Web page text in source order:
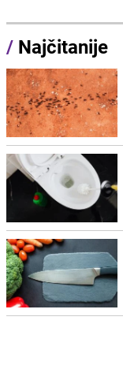
/ Najčitanije